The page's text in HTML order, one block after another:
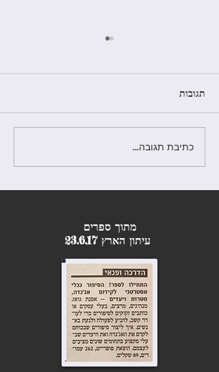
חדש! קורס סטוריטלינג מקיף
בסבסוד מעוף - בהנחיית
תגובות
כתיבת תגובה...
מתוך ספרים
עיתון הארץ 23.6.17